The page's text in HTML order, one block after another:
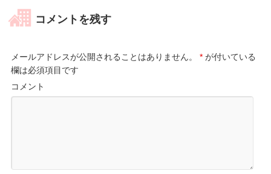
コメントを残す
メールアドレスが公開されることはありません。 * が付いている
欄は必須項目です
コメント